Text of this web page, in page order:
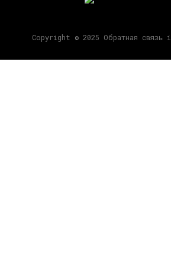
Copyright © 2025 Обратная связь